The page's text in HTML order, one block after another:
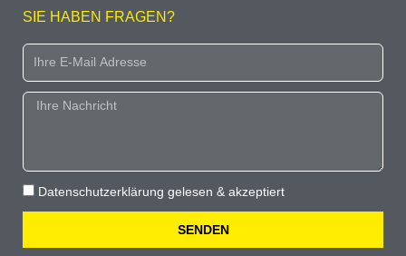
SIE HABEN FRAGEN?
Email
Message
Datenschutz
Datenschutzerklärung gelesen & akzeptiert
SENDEN